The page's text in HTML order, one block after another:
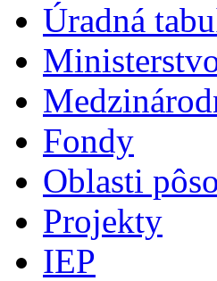
Úradná
Fondy
Oblasti
Projekty
IEP